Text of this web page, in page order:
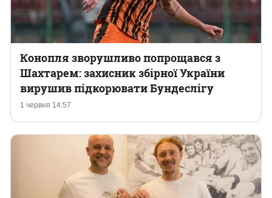
1 червня 14:57
Конопля зворушливо попрощався з
Шахтарем: захисник збірної України
вирушив підкорювати Бундеслігу